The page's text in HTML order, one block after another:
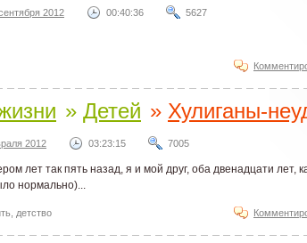
2012 00:40:36 5627
» Детей » Хулиганы-
2012 03:23:15 7005
лет так пять назад, я и мой друг, оба двенадцати лет,
нормально)...
детство